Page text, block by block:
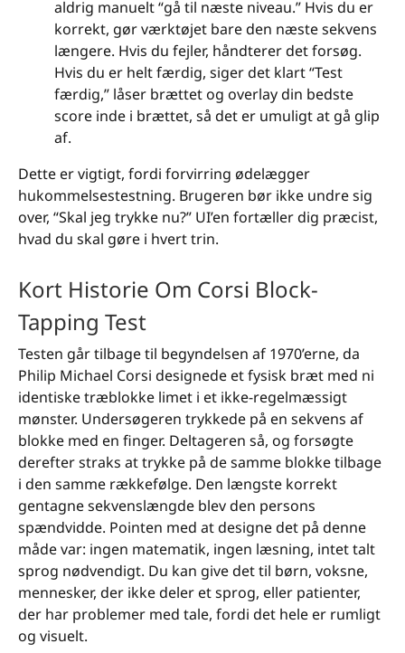
aldrig manuelt “gå til næste niveau.” Hvis du er
korrekt, gør værktøjet bare den næste sekvens
længere. Hvis du fejler, håndterer det forsøg.
Hvis du er helt færdig, siger det klart “Test
færdig,” låser brættet og overlay din bedste
score inde i brættet, så det er umuligt at gå glip
af.
Dette er vigtigt, fordi forvirring ødelægger
hukommelsestestning. Brugeren bør ikke undre sig
over, “Skal jeg trykke nu?” UI’en fortæller dig præcist,
hvad du skal gøre i hvert trin.
Kort Historie Om Corsi Block-
Tapping Test
Testen går tilbage til begyndelsen af 1970’erne, da
Philip Michael Corsi designede et fysisk bræt med ni
identiske træblokke limet i et ikke-regelmæssigt
mønster. Undersøgeren trykkede på en sekvens af
blokke med en finger. Deltageren så, og forsøgte
derefter straks at trykke på de samme blokke tilbage
i den samme rækkefølge. Den længste korrekt
gentagne sekvenslængde blev den persons
spændvidde. Pointen med at designe det på denne
måde var: ingen matematik, ingen læsning, intet talt
sprog nødvendigt. Du kan give det til børn, voksne,
mennesker, der ikke deler et sprog, eller patienter,
der har problemer med tale, fordi det hele er rumligt
og visuelt.